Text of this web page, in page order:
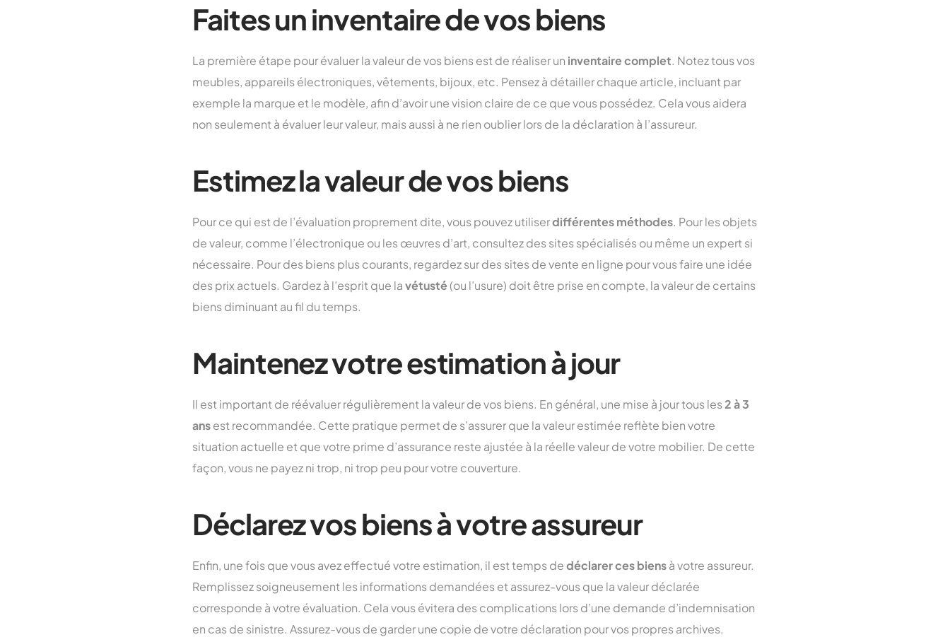
Faites un inventaire de vos biens
La première étape pour évaluer la valeur de vos biens est de réaliser un inventaire complet. Notez tous vos
meubles, appareils électroniques, vêtements, bijoux, etc. Pensez à détailler chaque article, incluant par
exemple la marque et le modèle, afin d’avoir une vision claire de ce que vous possédez. Cela vous aidera
non seulement à évaluer leur valeur, mais aussi à ne rien oublier lors de la déclaration à l’assureur.
Estimez la valeur de vos biens
Pour ce qui est de l’évaluation proprement dite, vous pouvez utiliserdifférentes méthodes. Pour les objets
de valeur, comme l’électronique ou les œuvres d’art, consultez des sites spécialisés ou même un expert si
nécessaire. Pour des biens plus courants, regardez sur des sites de vente en ligne pour vous faire une idée
des prix actuels. Gardez à l’esprit que lavétusté(ou l’usure) doit être prise en compte, la valeur de certains
biens diminuant au fil du temps.
Maintenez votre estimation à jour
Il est important de réévaluer régulièrement la valeur de vos biens. En général, une mise à jour tous les2 à 3
ansest recommandée. Cette pratique permet de s’assurer que la valeur estimée reflète bien votre
situation actuelle et que votre prime d’assurance reste ajustée à la réelle valeur de votre mobilier. De cette
façon, vous ne payez ni trop, ni trop peu pour votre couverture.
Déclarez vos biens à votre assureur
Enfin, une fois que vous avez effectué votre estimation, il est temps dedéclarer ces biensà votre assureur.
Remplissez soigneusement les informations demandées et assurez-vous que la valeur déclarée
corresponde à votre évaluation. Cela vous évitera des complications lors d’une demande d’indemnisation
en cas de sinistre. Assurez-vous de garder une copie de votre déclaration pour vos propres archives.